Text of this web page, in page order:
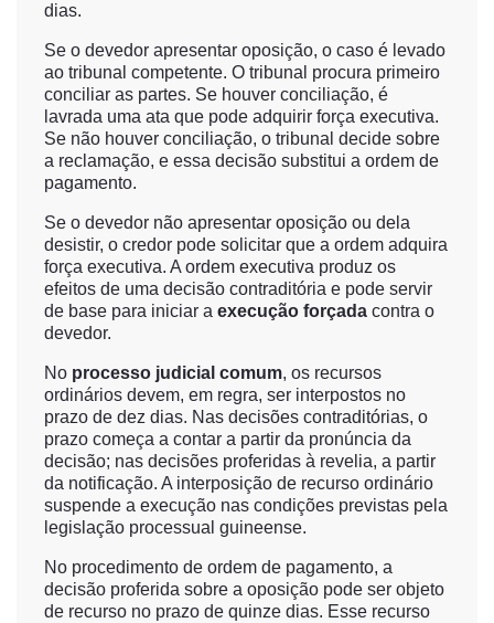
dias.
Se o devedor apresentar oposição, o caso é levado
ao tribunal competente. O tribunal procura primeiro
conciliar as partes. Se houver conciliação, é
lavrada uma ata que pode adquirir força executiva.
Se não houver conciliação, o tribunal decide sobre
a reclamação, e essa decisão substitui a ordem de
pagamento.
Se o devedor não apresentar oposição ou dela
desistir, o credor pode solicitar que a ordem adquira
força executiva. A ordem executiva produz os
efeitos de uma decisão contraditória e pode servir
de base para iniciar a execução forçada contra o
devedor.
No processo judicial comum, os recursos
ordinários devem, em regra, ser interpostos no
prazo de dez dias. Nas decisões contraditórias, o
prazo começa a contar a partir da pronúncia da
decisão; nas decisões proferidas à revelia, a partir
da notificação. A interposição de recurso ordinário
suspende a execução nas condições previstas pela
legislação processual guineense.
No procedimento de ordem de pagamento, a
decisão proferida sobre a oposição pode ser objeto
de recurso no prazo de quinze dias. Esse recurso